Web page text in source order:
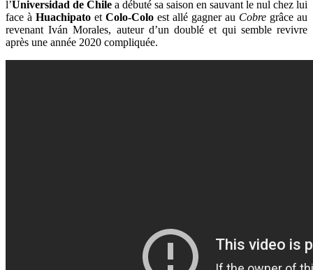
l’Universidad de Chile a débuté sa saison en sauvant le nul chez lui
face à Huachipato et Colo-Colo est allé gagner au Cobre grâce au
revenant Iván Morales, auteur d’un doublé et qui semble revivre
après une année 2020 compliquée.